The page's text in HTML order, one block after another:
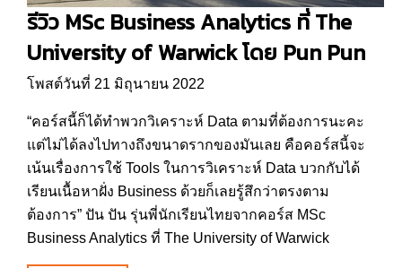
รีวิว MSc Business Analytics ที่ The
University of Warwick โดย Pun Pun
โพสต์วันที่ 21 มิถุนายน 2022
“คอร์สนี้ก็ได้ทำพวกวิเคราะห์ Data ตามที่ต้องการนะคะ
แต่ไม่ได้ลงไปทางถึงขนาดรากของมันเลย คือคอร์สนี้จะ
เน้นเรื่องการใช้ Tools ในการวิเคราะห์ Data บวกกับได้
เรียนเนื้อหาฝั่ง Business ด้วยก็เลยรู้สึกว่าตรงตาม
ต้องการ” ปัน ปัน รุ่นพี่นักเรียนไทยจากคอร์ส MSc
Business Analytics ที่ The University of Warwick